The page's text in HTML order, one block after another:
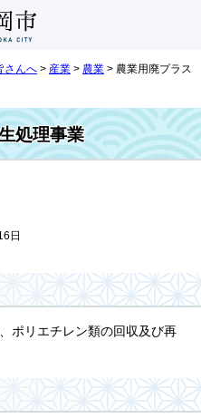
さんへ > 産業 > 農業 > 農業用廃プラス
処理事業
日
ポリエチレン類の回収及び再